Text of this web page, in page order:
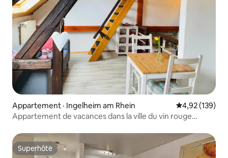
Appartement · Ingelheim am Rhein Note
4,92 (139)
Appartement de vacances dans la ville du vin rouge
Superhôte
Superhôte